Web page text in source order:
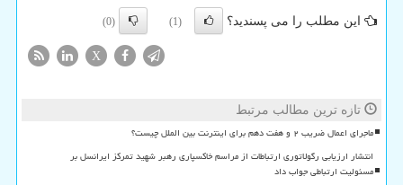
این مطلب را می پسندید؟ (1)
(0)
X
تازه ترین مطالب مرتبط
ماجرای اعمال ضریب ۲ و هفت دهم برای اینترنت بین الملل چیست؟
انتشار ارزیابی رگولاتوری ارتباطات از مراسم خاکسپاری رهبر شهید تمرکز ایرانسل بر
مسئولیت ارتباطی جواب داد